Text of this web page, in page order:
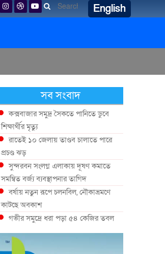
English
সব সংবাদ
কক্সবাজার সমুদ্র সৈকতে পানিতে ডুবে
শিক্ষার্থীর মৃত্যু
রাতেই ১০ জেলায় তাণ্ডব চালাতে পারে
প্রচণ্ড ঝড়
সুন্দরবন সংলগ্ন এলাকায় দূষণ কমাতে
সমন্বিত বর্জ্য ব্যবস্থাপনার তাগিদ
বর্ষায় নতুন রূপে চলনবিল, নৌকাভ্রমণে
কাটছে অবকাশ
গভীর সমুদ্রে ধরা পড়া ৫৪ কেজির তবল
মাছ
কক্সবাজারে প্যারাসেইলিংয়ে নিরাপত্তা ঝুঁকি,